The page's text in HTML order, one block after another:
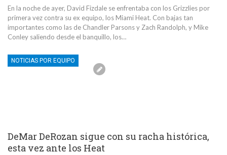
En la noche de ayer, David Fizdale se enfrentaba con los Grizzlies por
primera vez contra su ex equipo, los Miami Heat. Con bajas tan
importantes como las de Chandler Parsons y Zach Randolph, y Mike
Conley saliendo desde el banquillo, los…
NOTICIAS POR EQUIPO
DeMar DeRozan sigue con su racha histórica,
esta vez ante los Heat